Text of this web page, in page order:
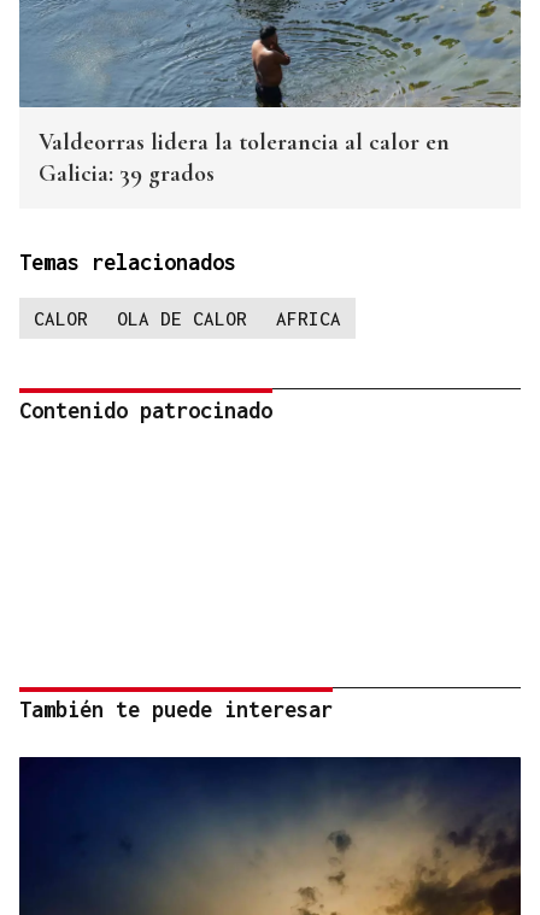
Valdeorras lidera la tolerancia al calor en
Galicia: 39 grados
Temas relacionados
CALOR OLA DE CALOR AFRICA
Contenido patrocinado
También te puede interesar